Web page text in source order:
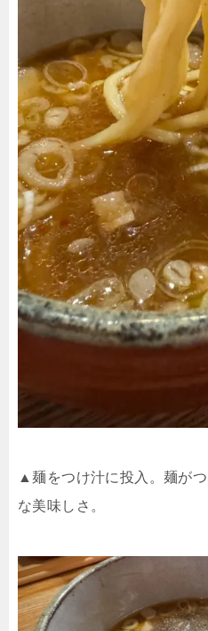
▲麺をつけ汁に投入。麺が
な美味しさ。